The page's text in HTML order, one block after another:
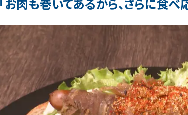
「お肉も巻いてあるから、さらに食べ